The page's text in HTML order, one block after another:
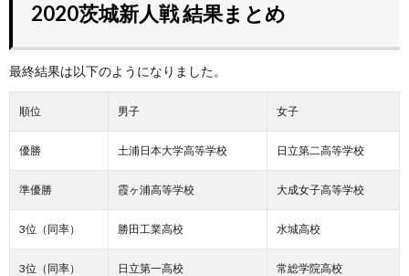
2020茨城新人戦 結果まとめ
最終結果は以下のようになりました。
順位 男子 女子
優勝 土浦日本大学高等学校 日立第二高等学校
準優勝 霞ヶ浦高等学校 大成女子高等学校
3位（同率） 勝田工業高校 水城高校
3位（同率） 日立第一高校 常総学院高校